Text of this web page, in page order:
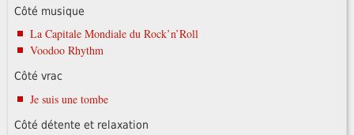
Côté musique
La Capitale Mondiale du Rock’n’Roll
Voodoo Rhythm
Côté vrac
Je suis une tombe
Côté détente et relaxation